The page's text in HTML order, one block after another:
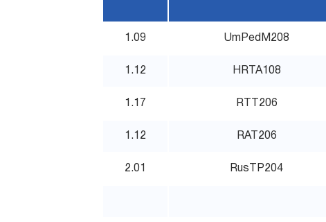
1.09 UmPedM208
1.12 HRTA108
1.17 RTT206
1.12 RAT206
2.01 RusTP204